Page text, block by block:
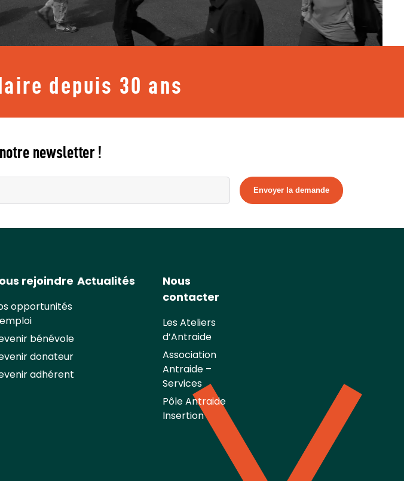
depuis 30 ans
newsletter !
rejoindre
opportunités
bénévole
donateur
adhérent
Actualités
Nous
contacter
Les Ateliers
d’Antraide
Association
Antraide –
Services
Pôle Antraide
Insertion